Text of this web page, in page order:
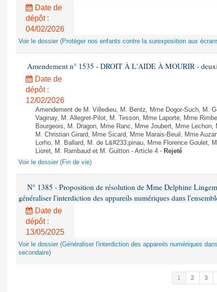
Date de
dépôt :
04/02/2026
Voir le dossier (Protéger nos enfants contre la surexposition aux
Amendement n° 1535 - DROIT À L'AIDE À MOURIR -
Date de
dépôt :
12/02/2026
Amendement de M. Villedieu, M. Bentz, Mme Dogor-Such, M.
Vaginay, M. Allegret-Pilot, M. Tesson, Mme Laporte, Mme
Bourgeois, M. Dragon, Mme Ranc, Mme Joubert, Mme
M. Christian Girard, Mme Sicard, Mme Marais-Beuil, Mme
Lorho, M. Ballard, M. de L&#233;pinau, Mme Florence Goulet,
Lioret, M. Rambaud et M. Guitton - Article 4 - Rejeté
Voir le dossier (Fin de vie)
N° 1385 - Proposition de résolution de Mme Delphine
généraliser l'interdiction des appareils numériques dans
Date de
dépôt :
13/05/2025
Voir le dossier (Généraliser l'interdiction des appareils numériques
secondaire)
1 2 3